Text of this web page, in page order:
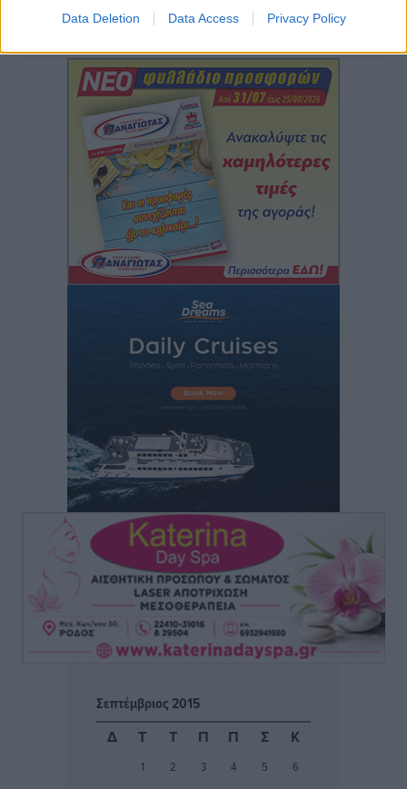
Data Deletion Data Access Privacy Policy
Ρόδου και αντιμετώπιση των ελλείψεων προσωπικού
ανακοίνωσε ο Άδωνις Γεωργιάδης
Τοπικές Ειδήσεις• πριν 14 ώρες
Iατρικός Σύλλογος Ροδου προς Α. Γεωργιάδη:
Στρατηγικές Προτάσεις για την Ενίσχυση της
Δημόσιας Υγείας στη Νησιωτική Ελλάδα και στα
Νοσοκομεία της Γ΄ Ζώνης
Τοπικές Ειδήσεις πριν 14 ώρες
Πάνθηρες: Ξεκίνησαν αισιόδοξοι για την παρθενική
“πτήση” τους
Αθλητικά• πριν 15 ώρες
Αθλητικά• πριν 15 ώρες
Κλεάνθης: Έτοιμες οι κάρτες διαρκείας της νέας
σεζόν
Αθλητικά πριν 15 ώρες
Ατρόμητος Διμυλιάς: Ο Μαργαρίτης και μία
αδιαπραγμάτευτη φιλοσοφία
Αθλητικά• πριν 15 ώρες
Παπαεμμανουήλ
πριν 16 ώρες
Περισσότερες ειδήσεις
Σεπτέμβριος 2015
Δ
Τ Τ Π Π Σ Κ
1 2 3 4 5
6